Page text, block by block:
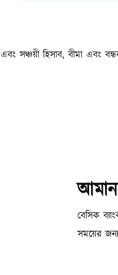
সঞ্চয়ী হিসাব, ​​বীমা এবং
বেসিক
সময়ের